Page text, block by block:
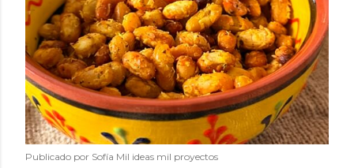
Publicado por Sofía Mil ideas mil proyectos